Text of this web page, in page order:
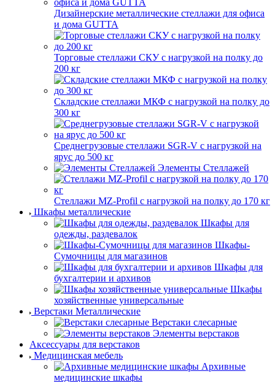
Дизайнерские металлические стеллажи для офиса
и дома GUTTA
Торговые стеллажи СКУ с нагрузкой на полку до
200 кг
Складские стеллажи МКФ с нагрузкой на полку до
300 кг
Среднегрузовые стеллажи SGR-V с нагрузкой на
ярус до 500 кг
Элементы Стеллажей
Стеллажи MZ-Profil с нагрузкой на полку до 170 кг
Шкафы металлические
Шкафы для
одежды, раздевалок
Шкафы-
Сумочницы для магазинов
Шкафы для
бухгалтерии и архивов
Шкафы
хозяйственные универсальные
Верстаки Металлические
Верстаки слесарные
Элементы верстаков
Аксессуары для верстаков
Медицинская мебель
Архивные
медицинские шкафы